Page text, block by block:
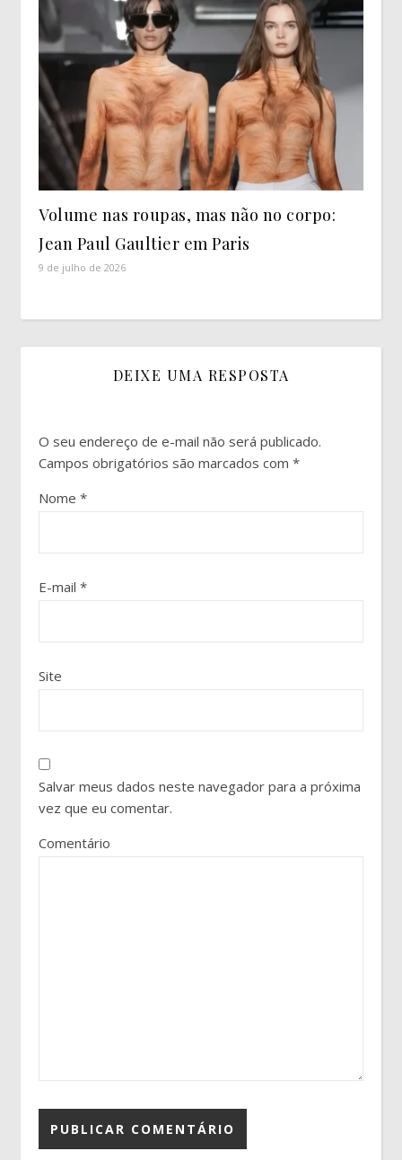
Volume nas roupas, mas não no corpo:
Jean Paul Gaultier em Paris
9 de julho de 2026
DEIXE UMA RESPOSTA
O seu endereço de e-mail não será publicado.
Campos obrigatórios são marcados com *
Nome *
E-mail *
Site
Salvar meus dados neste navegador para a próxima
vez que eu comentar.
Comentário